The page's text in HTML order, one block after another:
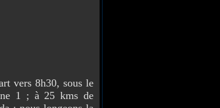
vers 8h30, sous le
1 ; à 25 kms de